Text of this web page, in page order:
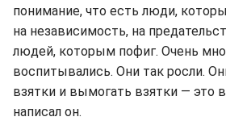
понимание, что есть люди,
на независимость, на
людей, которым пофиг. Очень
воспитывались. Они так росли.
взятки и вымогать взятки — это
написал он.